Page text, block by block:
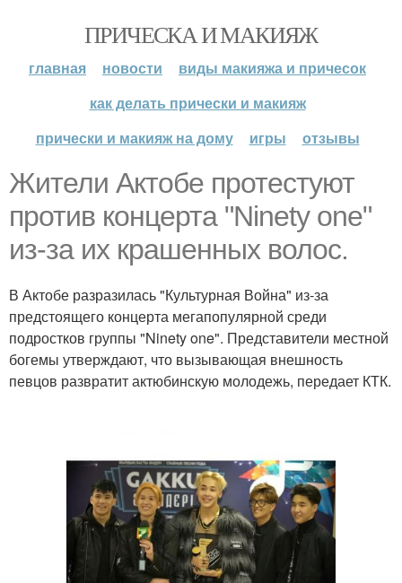
ПРИЧЕСКА И МАКИЯЖ
главная новости
виды макияжа и причесок
как делать прически и макияж
прически и макияж на дому
игры отзывы
Жители Актобе протестуют
против концерта "Ninety one"
из-за их крашенных волос.
В Актобе разразилась "Культурная Война" из-за
предстоящего концерта мегапопулярной среди
подростков группы "Ninety one". Представители местной
богемы утверждают, что вызывающая внешность
певцов развратит актюбинскую молодежь, передает КТК.